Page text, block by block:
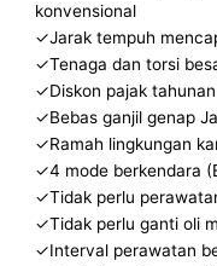
konvensional
✓Jarak tempuh
✓Tenaga dan torsi
✓Diskon pajak
✓Bebas ganjil genap
✓Ramah lingkungan
✓4 mode berkendara
✓Tidak perlu
✓Tidak perlu ganti oli
✓Interval perawatan